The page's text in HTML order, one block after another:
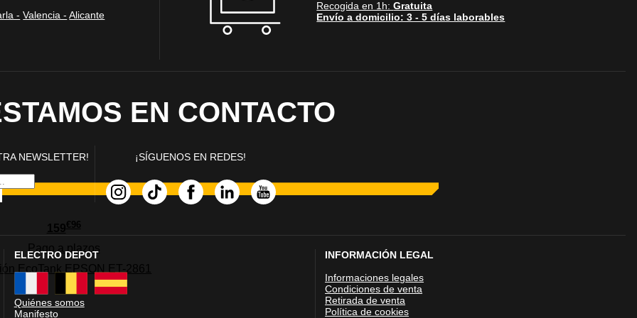
159€96
Pago a
plazos
EcoTank EPSON ET-2861
- Valencia - Alicante
Recogida en 1h:Gratuita
Envío a domicilio: 3 - 5 días laborables
EN CONTACTO
NEWSLETTER! ¡SÍGUENOS EN REDES!
ELECTRO DEPOT
Quiénes somos
Manifesto
INFORMACIÓN LEGAL
Informaciones legales
Condiciones de venta
Retirada de venta
Política de cookies
Activas siempre
para que el sitio web funcione y no se pueden desactivar en nuestros sistemas. Por ejemplo, estas
y / o la navegación en el Sitio. Puedes configurar tu navegador para bloquear o ser notificado de la
cookies‎
determinar el número de visitas y las fuentes de tráfico, con el fin de medir y mejorar el rendimiento
También nos ayudan a identificar las páginas más / menos visitadas y a evaluar cómo los visitantes
Desactivado
que el sitio ofrezca una mejor funcionalidad y personalización. Pueden ser establecidas por nosotros o